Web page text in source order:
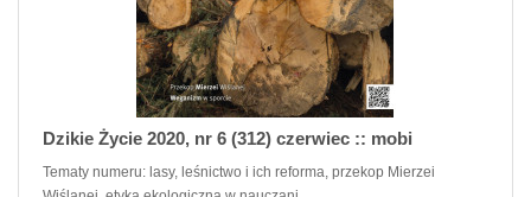
Dzikie Życie 2020, nr 6 (312) czerwiec :: mobi
Tematy numeru: lasy, leśnictwo i ich reforma, przekop Mierzei